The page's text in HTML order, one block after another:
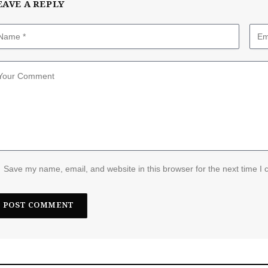
A REPLY
Save my name, email, and website in this browser for the next time I